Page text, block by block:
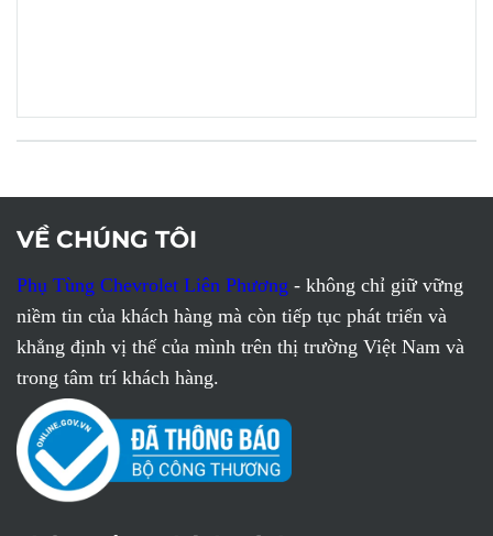
VỀ CHÚNG TÔI
Phụ Tùng Chevrolet Liên Phương - không chỉ giữ vững
niềm tin của khách hàng mà còn tiếp tục phát triển và
khẳng định vị thế của mình trên thị trường Việt Nam và
trong tâm trí khách hàng.